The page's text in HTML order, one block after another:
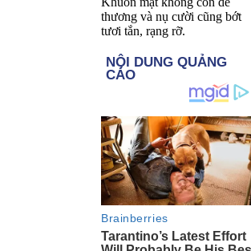
thương và nụ cười cũng bớt
tươi tắn, rạng rỡ.